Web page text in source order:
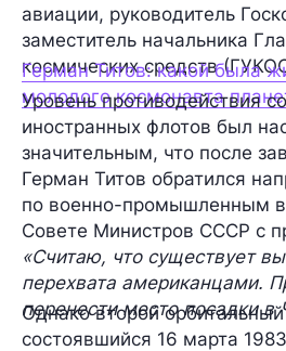
авиации, руководитель
заместитель начальника
космических средств
Герман Титов: какой была
молодого космонавта
Уровень противодействия
иностранных флотов был
значительным, что после
Герман Титов обратился
по военно-промышленным
Совете Министров СССР с
«Считаю, что существует
перехвата американцами.
перенести место посадки в
Однако второй
состоявшийся 16 марта